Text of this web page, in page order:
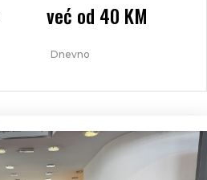
već od 40 KM
Dnevno